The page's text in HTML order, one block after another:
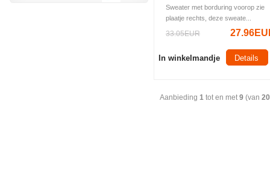
Sweater met borduring voorop zie
plaatje rechts, deze sweate...
33.05EUR
In winkelmandje Details
Aanbieding 1 tot en met9 (van 20